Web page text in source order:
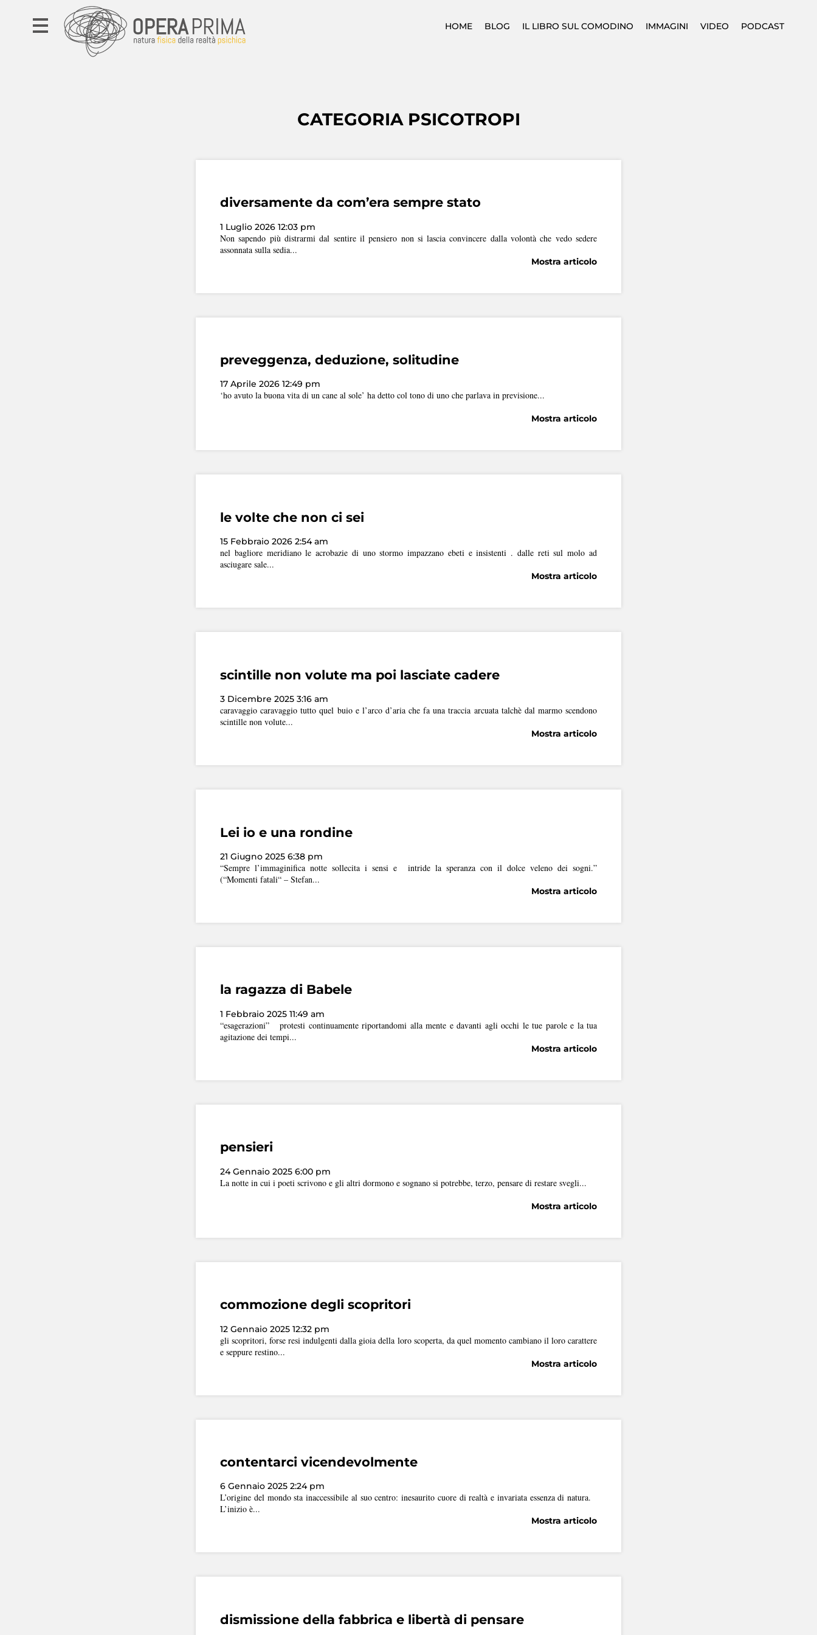
HOME BLOG IL LIBRO SUL COMODINO IMMAGINI VIDEO PODCAST
CATEGORIA PSICOTROPI
diversamente da com’era sempre stato
1 Luglio 2026 12:03 pm
Non sapendo più distrarmi dal sentire il pensiero non si lascia convincere dalla volontà che vedo sedere
assonnata sulla sedia...
Mostra articolo
preveggenza, deduzione, solitudine
17 Aprile 2026 12:49 pm
‘ho avuto la buona vita di un cane al sole’ ha detto col tono di uno che parlava in previsione...
Mostra articolo
le volte che non ci sei
15 Febbraio 2026 2:54 am
nel bagliore meridiano le acrobazie di uno stormo impazzano ebeti e insistenti . dalle reti sul molo ad
asciugare sale...
Mostra articolo
scintille non volute ma poi lasciate cadere
3 Dicembre 2025 3:16 am
caravaggio caravaggio tutto quel buio e l’arco d’aria che fa una traccia arcuata talchè dal marmo scendono
scintille non volute...
Mostra articolo
Lei io e una rondine
21 Giugno 2025 6:38 pm
“Sempre l’immaginifica notte sollecita i sensi e intride la speranza con il dolce veleno dei sogni.”
(“Momenti fatali“ – Stefan...
Mostra articolo
la ragazza di Babele
1 Febbraio 2025 11:49 am
“esagerazioni” protesti continuamente riportandomi alla mente e davanti agli occhi le tue parole e la tua
agitazione dei tempi...
Mostra articolo
pensieri
24 Gennaio 2025 6:00 pm
La notte in cui i poeti scrivono e gli altri dormono e sognano si potrebbe, terzo, pensare di restare svegli...
Mostra articolo
commozione degli scopritori
12 Gennaio 2025 12:32 pm
gli scopritori, forse resi indulgenti dalla gioia della loro scoperta, da quel momento cambiano il loro carattere
e seppure restino...
Mostra articolo
contentarci vicendevolmente
6 Gennaio 2025 2:24 pm
L’origine del mondo sta inaccessibile al suo centro: inesaurito cuore di realtà e invariata essenza di natura.
L’inizio è...
Mostra articolo
dismissione della fabbrica e libertà di pensare